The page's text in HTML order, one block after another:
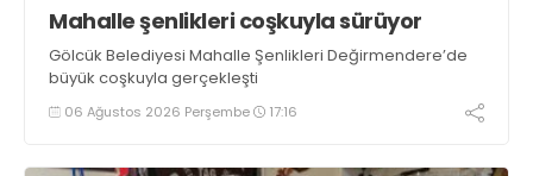
Mahalle şenlikleri coşkuyla sürüyor
Gölcük Belediyesi Mahalle Şenlikleri Değirmendere’de
büyük coşkuyla gerçekleşti
06 Ağustos 2026 Perşembe 17:16